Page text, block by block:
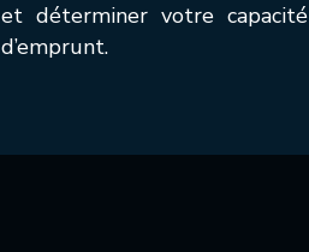
et déterminer votre capacité
d’emprunt.